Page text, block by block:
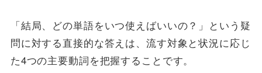
「結局、どの単語をいつ使えばいいの？」という疑
問に対する直接的な答えは、流す対象と状況に応じ
た4つの主要動詞を把握することです。